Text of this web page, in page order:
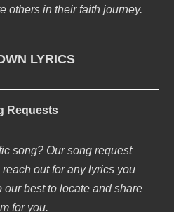
others in their faith journey.
LYRICS
Requests
song? Our song request
out for any lyrics you
our best to locate and share
for you.